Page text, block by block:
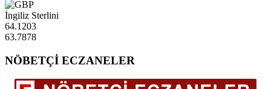
İngiliz Sterlini
64.1203
63.7878
NÖBETÇİ ECZANELER